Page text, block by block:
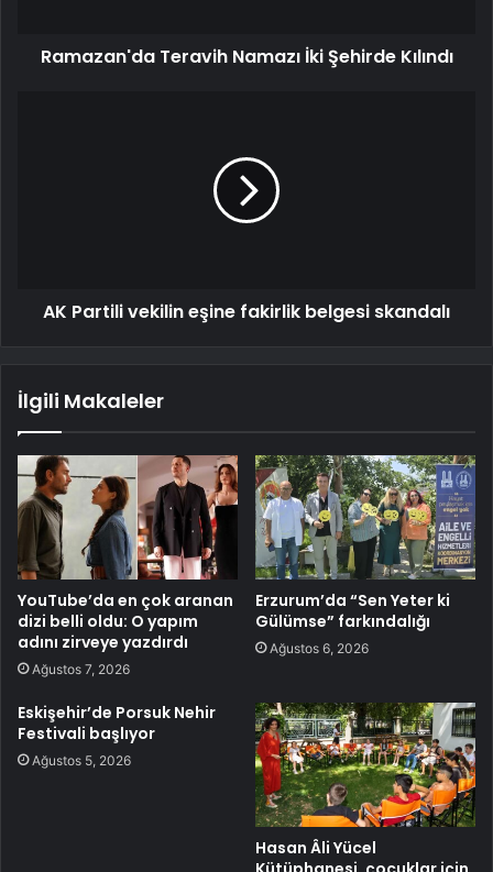
Ramazan'da Teravih Namazı İki Şehirde Kılındı
AK Partili vekilin eşine fakirlik belgesi skandalı
İlgili Makaleler
YouTube’da en çok aranan
dizi belli oldu: O yapım
adını zirveye yazdırdı
Ağustos 7, 2026
Erzurum’da “Sen Yeter ki
Gülümse” farkındalığı
Ağustos 6, 2026
Eskişehir’de Porsuk Nehir
Festivali başlıyor
Ağustos 5, 2026
Hasan Âli Yücel